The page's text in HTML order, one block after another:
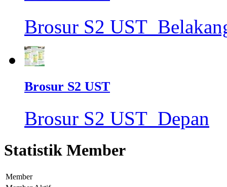
Brosur S2
Brosur S2 UST
Brosur S2 UST_Depan
Statistik Member
Member